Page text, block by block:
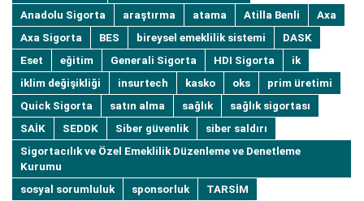
Anadolu Sigorta
araştırma atama Atilla Benli
Axa
Axa Sigorta
BES bireysel emeklilik sistemi
DASK
Eset
eğitim Generali Sigorta HDI Sigorta
ik
iklim değişikliği
insurtech kasko oks
prim üretimi
Quick Sigorta
satın alma sağlık
sağlık sigortası
SAİK
SEDDK Siber güvenlik
siber saldırı
Sigortacılık ve Özel Emeklilik Düzenleme ve Denetleme
Kurumu
sosyal sorumluluk
sponsorluk
TARSİM